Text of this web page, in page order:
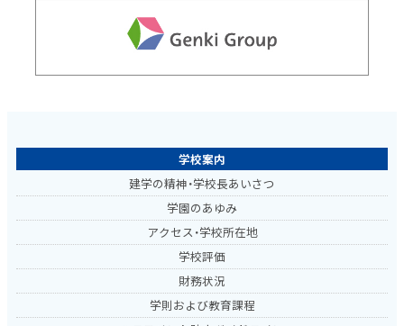
学校案内
建学の精神・学校長あいさつ
学園のあゆみ
アクセス・学校所在地
学校評価
財務状況
学則および教育課程